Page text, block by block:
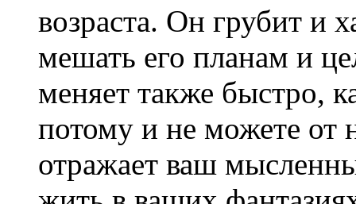
возраста. Он грубит и
мешать его планам и
меняет также быстро,
потому и не можете от
отражает ваш